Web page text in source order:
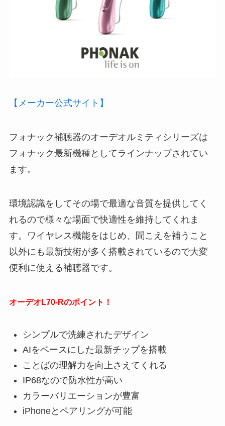
【メーカー公式サイト】
フォナック補聴器のオーデオルミティシリーズは
フォナック最新機種としてラインナップされてい
ます。
環境認識をしてその場で最適な音質を提供してく
れるので様々な場面で快適性を維持してくれま
す。ワイヤレス機能をはじめ、聞こえを補うこと
以外にも最新技術が多く搭載されているので大変
便利に使える補聴器です。
オーデオL70-Rのポイント！
シンプルで洗練されたデザイン
AIをベースにした最新チップを搭載
ことばの理解力を向上さえてくれる
IP68なので防水性が高い
カラーバリエーションが豊富
iPhoneとペアリングが可能